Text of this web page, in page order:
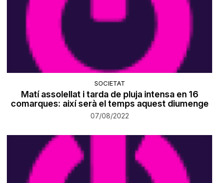
SOCIETAT
Matí assolellat i tarda de pluja intensa en 16
comarques: així serà el temps aquest diumenge
07/08/2022